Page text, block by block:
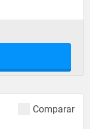
Comparar